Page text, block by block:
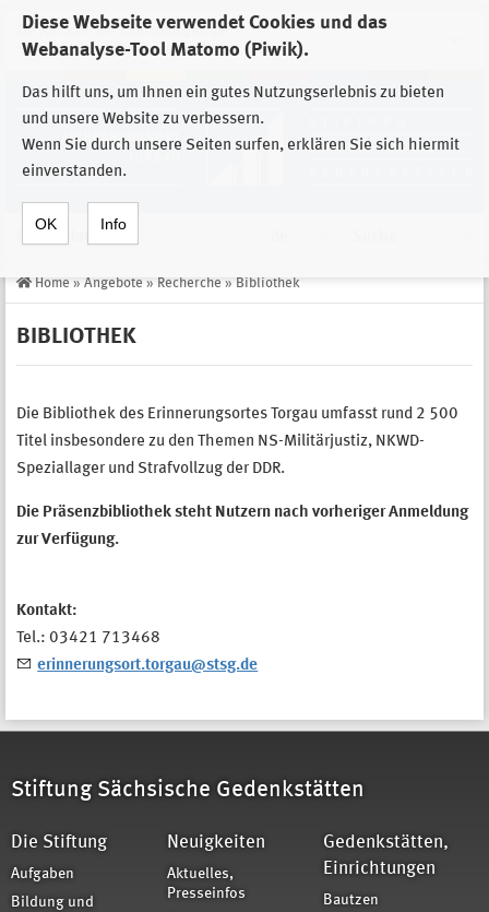
Diese Webseite verwendet Cookies und das
Webanalyse-Tool Matomo (Piwik).
Das hilft uns, um Ihnen ein gutes Nutzungserlebnis zu bieten
und unsere Website zu verbessern.
Wenn Sie durch unsere Seiten surfen, erklären Sie sich hiermit
einverstanden.
OK Info
Zur Auswahl der Einrichtungen der
Stiftung Sächsische Gedenkstätten
Home » Angebote » Recherche » Bibliothek
BIBLIOTHEK
Die Bibliothek des Erinnerungsortes Torgau umfasst rund 2 500
Titel insbesondere zu den Themen NS-Militärjustiz, NKWD-
Speziallager und Strafvollzug der DDR.
Die Präsenzbibliothek steht Nutzern nach vorheriger Anmeldung
zur Verfügung.
Kontakt:
Tel.: 03421 713468
erinnerungsort.torgau@stsg.de
Stiftung Sächsische Gedenkstätten
Die Stiftung
Aufgaben
Bildung und
Neuigkeiten
Aktuelles,
Presseinfos
Gedenkstätten,
Einrichtungen
Bautzen